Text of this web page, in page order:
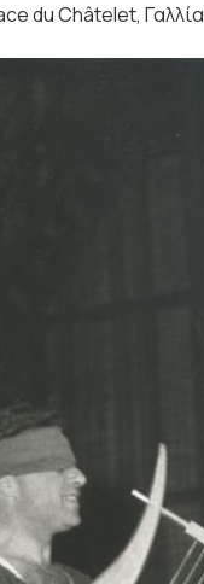
du Châtelet, Γαλλία